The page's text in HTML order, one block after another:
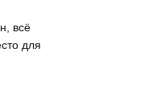
всё
для